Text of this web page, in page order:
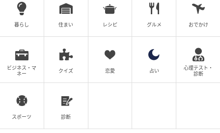
暮らし 住まい レシピ グルメ おでかけ
ビジネス・マ
ネー
クイズ 恋愛 占い
心理テスト・
診断
スポーツ 診断